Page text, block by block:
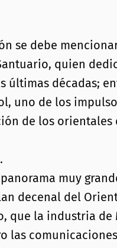
se debe
quien
décadas;
uno de los
de los
muy
decenal del
que la industria
las